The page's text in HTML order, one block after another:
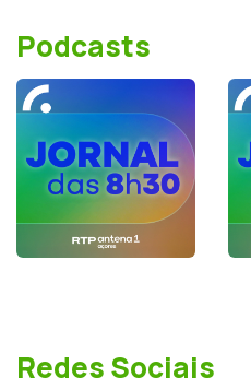
Podcasts
Redes Sociais